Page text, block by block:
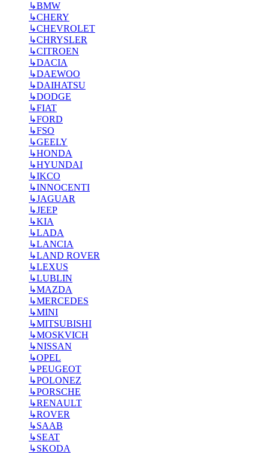
↳BMW
↳CHERY
↳CHEVROLET
↳CHRYSLER
↳CITROEN
↳DACIA
↳DAEWOO
↳DAIHATSU
↳DODGE
↳FIAT
↳FORD
↳FSO
↳GEELY
↳HONDA
↳HYUNDAI
↳IKCO
↳INNOCENTI
↳JAGUAR
↳JEEP
↳KIA
↳LADA
↳LANCIA
↳LAND ROVER
↳LEXUS
↳LUBLIN
↳MAZDA
↳MERCEDES
↳MINI
↳MITSUBISHI
↳MOSKVICH
↳NISSAN
↳OPEL
↳PEUGEOT
↳POLONEZ
↳PORSCHE
↳RENAULT
↳ROVER
↳SAAB
↳SEAT
↳SKODA